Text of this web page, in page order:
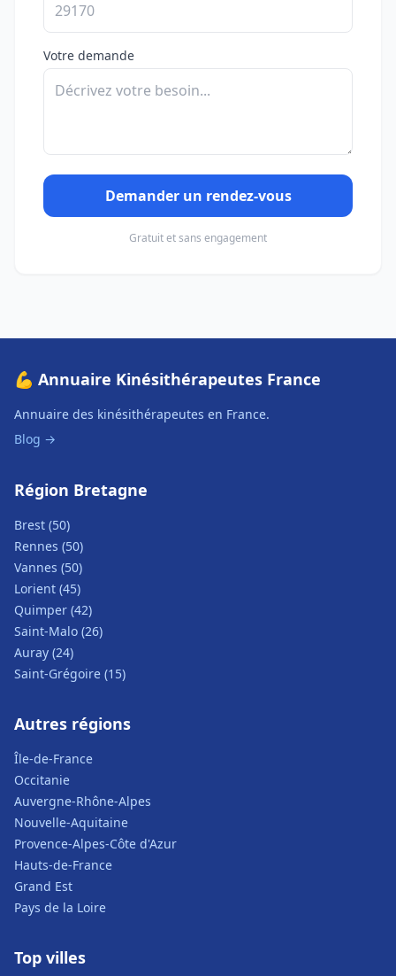
Votre demande
Demander un rendez-vous
Gratuit et sans engagement
💪 Annuaire Kinésithérapeutes France
Annuaire des kinésithérapeutes en France.
Blog →
Région Bretagne
Brest (50)
Rennes (50)
Vannes (50)
Lorient (45)
Quimper (42)
Saint-Malo (26)
Auray (24)
Saint-Grégoire (15)
Autres régions
Île-de-France
Occitanie
Auvergne-Rhône-Alpes
Nouvelle-Aquitaine
Provence-Alpes-Côte d'Azur
Hauts-de-France
Grand Est
Pays de la Loire
Top villes